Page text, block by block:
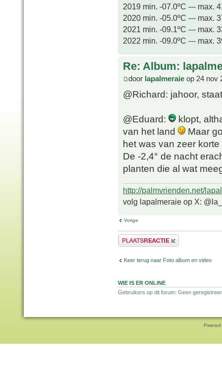
2019 min. -07.0ºC --- max.
2020 min. -05.0ºC --- max.
2021 min. -09.1ºC --- max.
2022 min. -09.0ºC --- max.
Re: Album:
door lapalmeraie op 24 nov
@Richard: jahoor,
@Eduard:
klopt,
van het land
Maar
het was van zeer korte
De -2,4° de nacht
planten die al wat
http://palmvrienden.net/
volg lapalmeraie op X:
Vorige
Plaats een reactie
Keer terug naar Foto album en video
WIE IS ER ONLINE
Gebruikers op dit forum: Geen